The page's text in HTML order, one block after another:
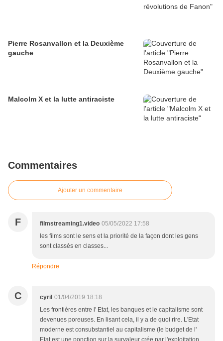
Pierre Rosanvallon et la Deuxième
gauche
Malcolm X et la lutte antiraciste
Commentaires
Ajouter un commentaire
F filmstreaming1.video 05/05/2022 17:58
les films sont le sens et la priorité de la façon dont les gens
sont classés en classes...
Répondre
C cyril 01/04/2019 18:18
Les frontières entre l' Etat, les banques et le capitalisme sont
devenues poreuses. En lisant cela, il y a de quoi rire. L'Etat
moderne est consubstantiel au capitalisme (le budget de l'
Etat est une ponction sur la survaleur crée par l'exploitation